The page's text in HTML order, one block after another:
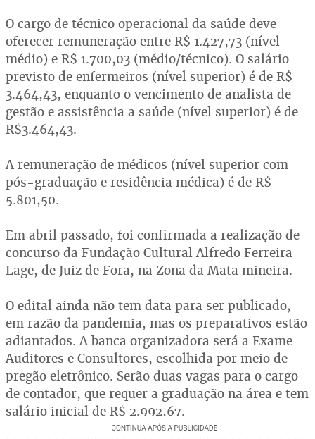
O cargo de técnico operacional da saúde deve
oferecer remuneração entre R$ 1.427,73 (nível
médio) e R$ 1.700,03 (médio/técnico). O salário
previsto de enfermeiros (nível superior) é de R$
3.464,43, enquanto o vencimento de analista de
gestão e assistência a saúde (nível superior) é de
R$3.464,43.
A remuneração de médicos (nível superior com
pós-graduação e residência médica) é de R$
5.801,50.
Em abril passado, foi confirmada a realização de
concurso da Fundação Cultural Alfredo Ferreira
Lage, de Juiz de Fora, na Zona da Mata mineira.
O edital ainda não tem data para ser publicado,
em razão da pandemia, mas os preparativos estão
adiantados. A banca organizadora será a Exame
Auditores e Consultores, escolhida por meio de
pregão eletrônico. Serão duas vagas para o cargo
de contador, que requer a graduação na área e tem
salário inicial de R$ 2.992,67.